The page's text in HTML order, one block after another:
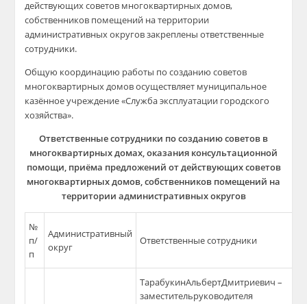
действующих советов многоквартирных домов,
собственников помещений на территории
административных округов закреплены ответственные
сотрудники.
Общую координацию работы по созданию советов
многоквартирных домов осуществляет муниципальное
казённое учреждение «Служба эксплуатации городского
хозяйства».
Ответственные сотрудники по созданию советов в
многоквартирных домах, оказания консультационной
помощи, приёма предложений от действующих советов
многоквартирных домов, собственников помещений на
территории административных округов
№
п/
п
Административный
округ
Ответственные сотрудники
ТарабукинАльбертДмитриевич –
заместительруководителя